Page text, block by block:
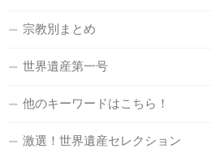
宗教別まとめ
世界遺産第一号
他のキーワードはこちら！
激選！世界遺産セレクション